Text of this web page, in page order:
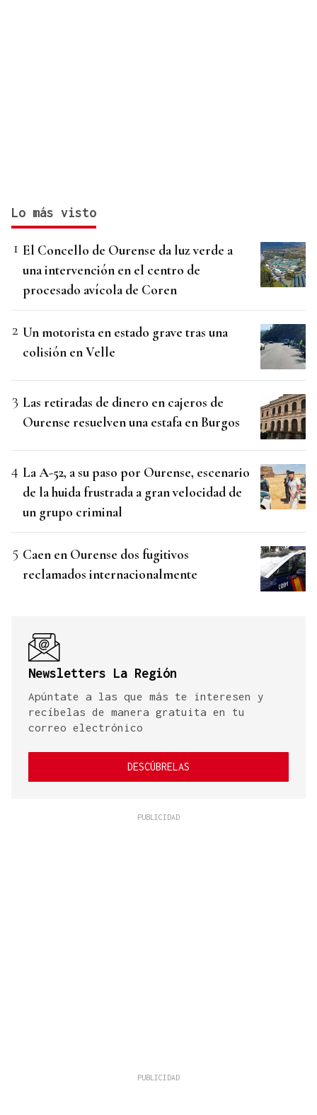
Lo más visto
El Concello de Ourense da luz verde a
una intervención en el centro de
procesado avícola de Coren
Un motorista en estado grave tras una
colisión en Velle
Las retiradas de dinero en cajeros de
Ourense resuelven una estafa en Burgos
La A-52, a su paso por Ourense, escenario
de la huida frustrada a gran velocidad de
un grupo criminal
Caen en Ourense dos fugitivos
reclamados internacionalmente
Newsletters La Región
Apúntate a las que más te interesen y
recíbelas de manera gratuita en tu
correo electrónico
DESCÚBRELAS